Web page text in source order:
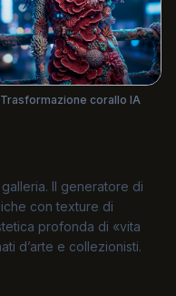
Trasformazione corallo IA
Il generatore di
con texture di
profonda di «vita
d’arte e collezionisti.